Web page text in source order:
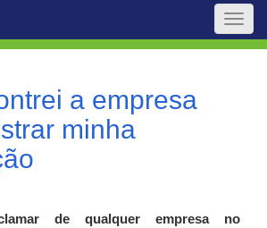
Toggle
a empresa
minha
de qualquer empresa no